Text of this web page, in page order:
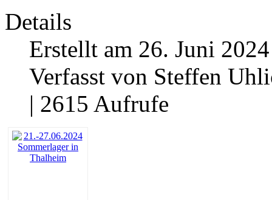
Details
Erstellt am 26. Juni
Verfasst von Steffen
| 2615 Aufrufe